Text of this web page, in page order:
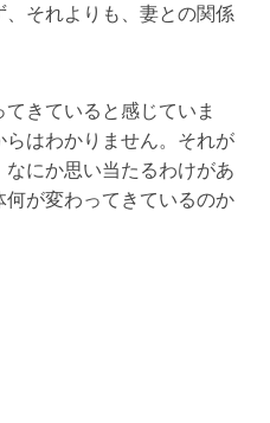
それよりも、妻との関係
きていると感じていま
はわかりません。それが
にか思い当たるわけがあ
が変わってきているのか